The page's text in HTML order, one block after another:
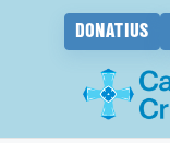
DONATIUS